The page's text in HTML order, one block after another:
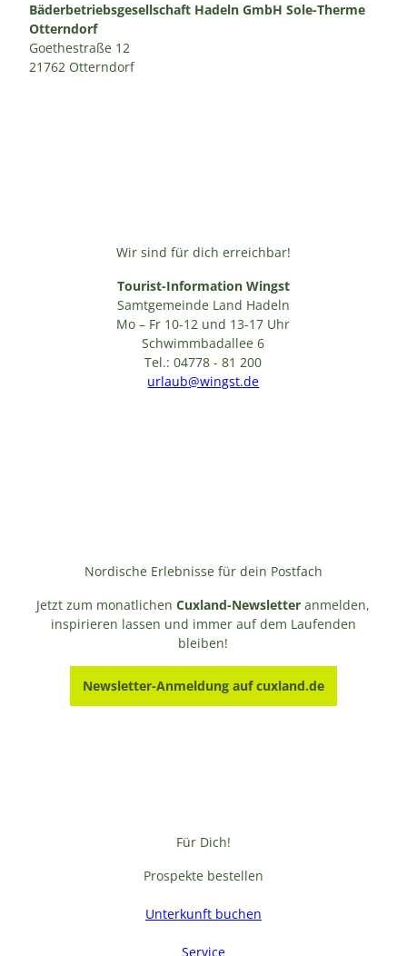
Bäderbetriebsgesellschaft Hadeln GmbH Sole-Therme
Otterndorf
Goethestraße 12
21762 Otterndorf
Wir sind für dich erreichbar!
Tourist-Information Wingst
Samtgemeinde Land Hadeln
Mo – Fr 10-12 und 13-17 Uhr
Schwimmbadallee 6
Tel.: 04778 - 81 200
urlaub@wingst.de
Nordische Erlebnisse für dein Postfach
Jetzt zum monatlichenCuxland-Newsletter anmelden,
inspirieren lassen und immer auf dem Laufenden
bleiben!
Newsletter-Anmeldung auf cuxland.de
Für Dich!
Prospekte bestellen
Unterkunft buchen
Service